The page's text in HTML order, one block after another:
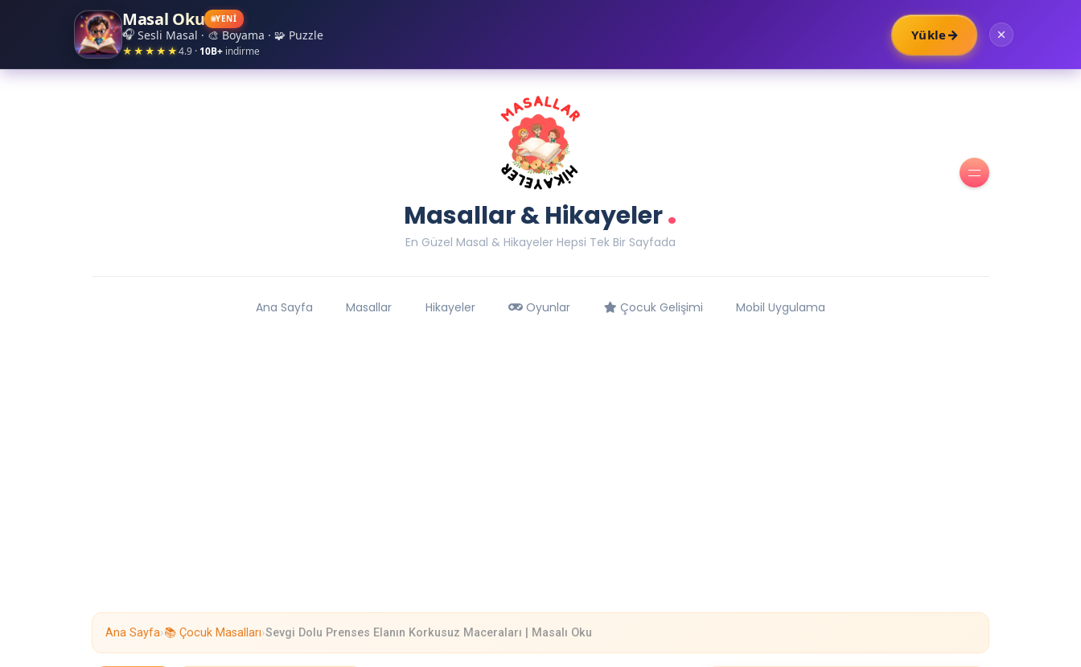
Masal Oku YENİ
🎧 Sesli Masal · 🎨 Boyama · 🧩 Puzzle
★★★★★4.9 · 10B+ indirme
Yükle→
Masallar & Hikayeler.
En Güzel Masal & Hikayeler Hepsi Tek Bir Sayfada
Ana Sayfa Masallar Hikayeler Oyunlar Çocuk Gelişimi Mobil Uygulama
Ana Sayfa›📚 Çocuk Masalları›Sevgi Dolu Prenses Elanın Korkusuz Maceraları | Masalı Oku